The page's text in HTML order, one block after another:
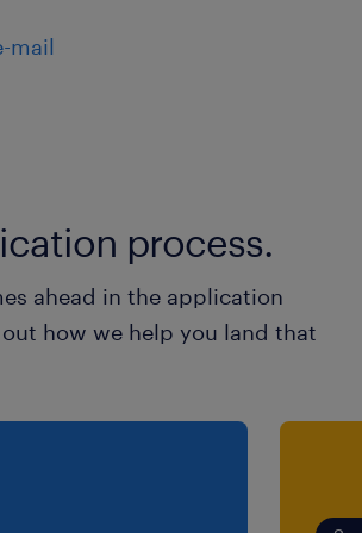
mail
process.
ahead in the application
how we help you land that